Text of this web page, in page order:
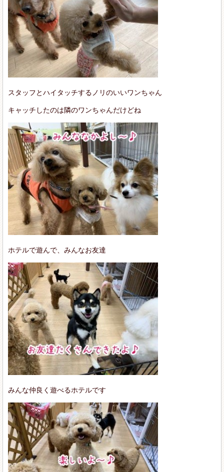
スタッフとハイタッチするノリのいいワンちゃん
キャッチしたのは隣のワンちゃんだけどね
ホテルで遊んで、みんなお友達
みんな仲良く遊べるホテルです